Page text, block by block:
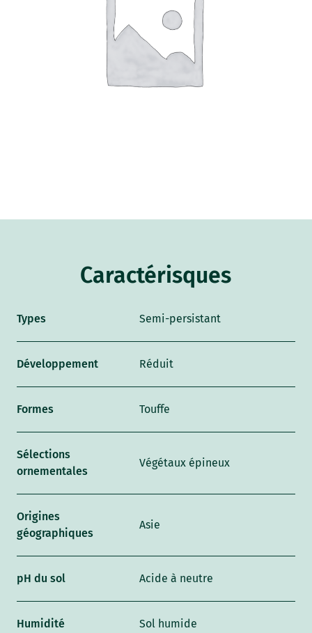
Caractérisques
Types Semi-persistant
Développement Réduit
Formes Touffe
Sélections
ornementales
Végétaux épineux
Origines
géographiques
Asie
pH du sol Acide à neutre
Humidité Sol humide